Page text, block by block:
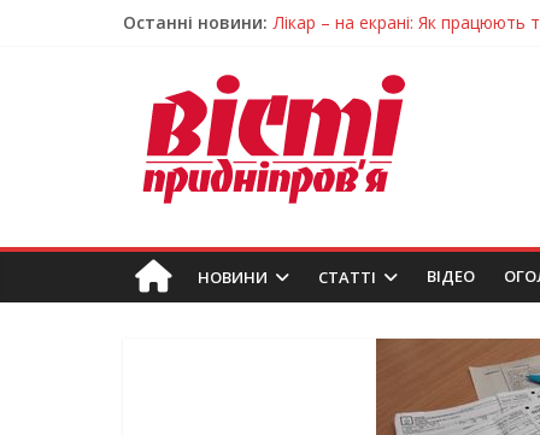
Останні новини: Лікар – на екрані: Як працюють
Пошуки тривають: на
Ветерани Дніпропетровщини
Говорити про воду без паніки:
НОВИНИ СТАТТІ ВIДЕО